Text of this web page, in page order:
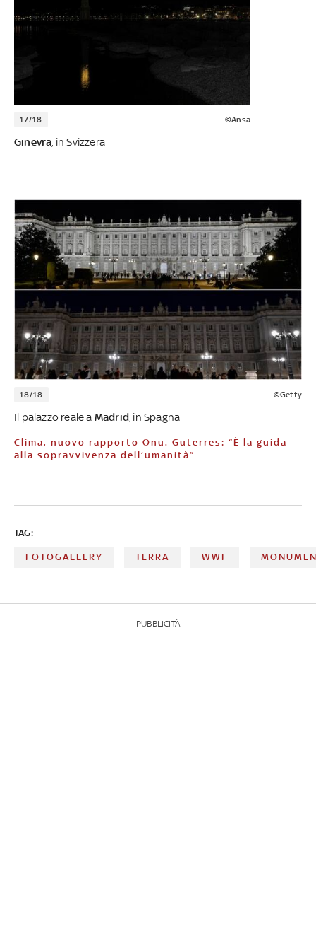
17/18 ©Ansa
Ginevra, in Svizzera
18/18 ©Getty
Il palazzo reale a Madrid , in Spagna
Clima, nuovo rapporto Onu. Guterres: “È la guida
alla sopravvivenza dell’umanità”
TAG:
FOTOGALLERY TERRA WWF
PUBBLICITÀ